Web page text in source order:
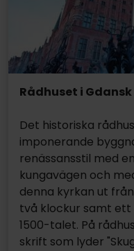
Rådhuset i Gdansk
Det historiska
imponerande
renässansstil med
kungavägen och
denna kyrkan ut
två klockur samt
1500-talet. På
skrift som lyder